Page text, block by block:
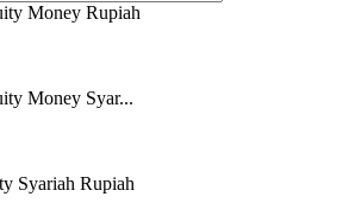
Money Rupiah
Money Syar...
Syariah Rupiah